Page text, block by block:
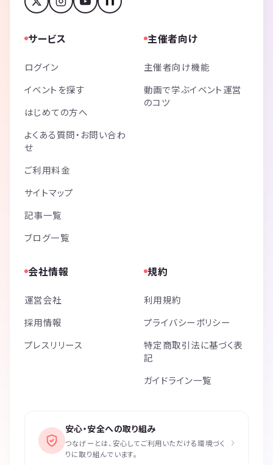
サービス
ログイン
イベントを探す
はじめての方へ
よくある質問・お問い合わ
せ
ご利用料金
サイトマップ
記事一覧
ブログ一覧
主催者向け
主催者向け機能
動画で学ぶイベント運営
のコツ
会社情報
運営会社
採用情報
プレスリリース
規約
利用規約
プライバシーポリシー
特定商取引法に基づく表
記
ガイドライン一覧
安心・安全への取り組み
つなげーとは、安心してご利用いただける環境づく
りに取り組んでいます。
›